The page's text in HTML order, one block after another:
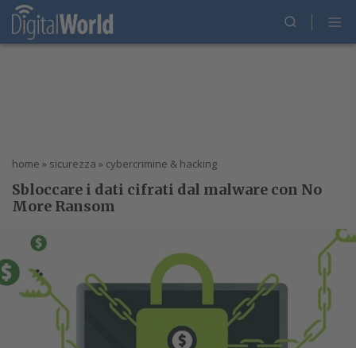
home » sicurezza » cybercrimine & hacking
Sbloccare i dati cifrati dal malware con No
More Ransom